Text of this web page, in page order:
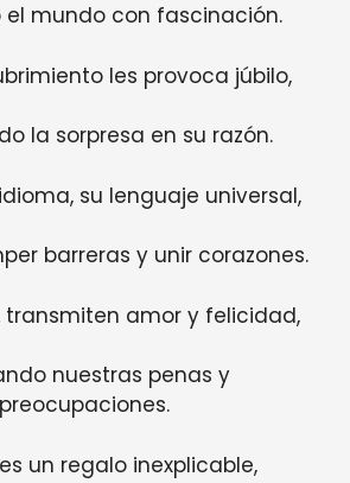
el mundo con fascinación.
les provoca júbilo,
la sorpresa en su razón.
su lenguaje universal,
barreras y unir corazones.
transmiten amor y felicidad,
nuestras penas y
preocupaciones.
un regalo inexplicable,